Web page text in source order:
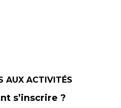
AUX ACTIVITÉS
s’inscrire ?